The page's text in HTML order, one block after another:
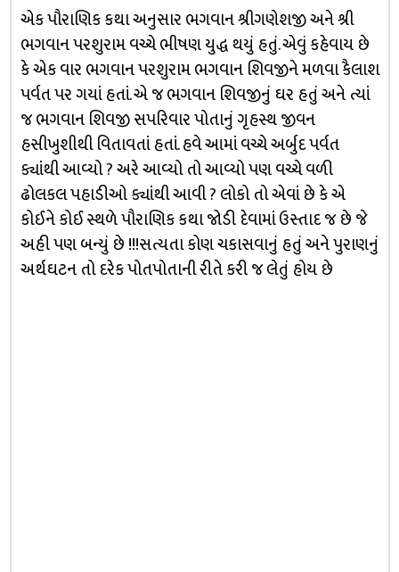
એક પૌરાણિક કથા અનુસાર ભગવાન શ્રીગણેશજી અને શ્રી
ભગવાન પરશુરામ વચ્ચે ભીષણ યુદ્ધ થયું હતું. એવું કહેવાય છે
કે એક વાર ભગવાન પરશુરામ ભગવાન શિવજીને મળવા કૈલાશ
પર્વત પર ગયાં હતાં. એ જ ભગવાન શિવજીનું ઘર હતું અને ત્યાં
જ ભગવાન શિવજી સપરિવાર પોતાનું ગૃહસ્થ જીવન
હસીખુશીથી વિતાવતાં હતાં. હવે આમાં વચ્ચે અર્બુદ પર્વત
ક્યાંથી આવ્યો ? અરે આવ્યો તો આવ્યો પણ વચ્ચે વળી
ઢોલકલ પહાડીઓ ક્યાંથી આવી ? લોકો તો એવાં છે કે એ
કોઈને કોઈ સ્થળે પૌરાણિક કથા જોડી દેવામાં ઉસ્તાદ જ છે જે
અહી પણ બન્યું છે !!!સત્યતા કોણ ચકાસવાનું હતું અને પુરાણનું
અર્થઘટન તો દરેક પોતપોતાની રીતે કરી જ લેતું હોય છે